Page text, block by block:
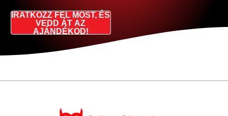
IRATKOZZ FEL MOST, ÉS
VEDD ÁT AZ
AJÁNDÉKOD!